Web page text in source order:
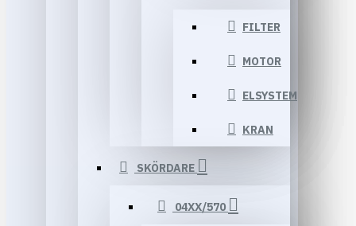
FILTER
MOTOR
ELSYSTEM
KRAN
SKÖRDARE
04XX/570